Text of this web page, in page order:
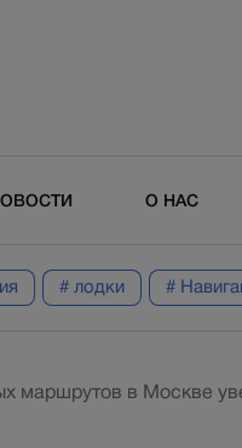
О НАС
# лодки #
маршрутов в Москве